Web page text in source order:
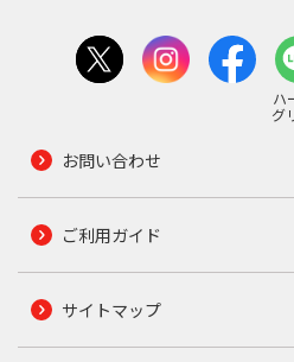
ハ
グ
お問い合わせ
ご利用ガイド
サイトマップ